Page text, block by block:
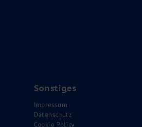
Sonstiges
Impressum
Datenschutz
Cookie Policy